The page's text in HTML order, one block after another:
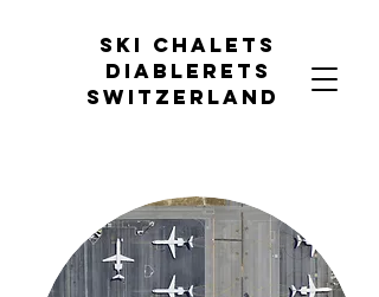
Ski chalets
diablerets
Switzerland